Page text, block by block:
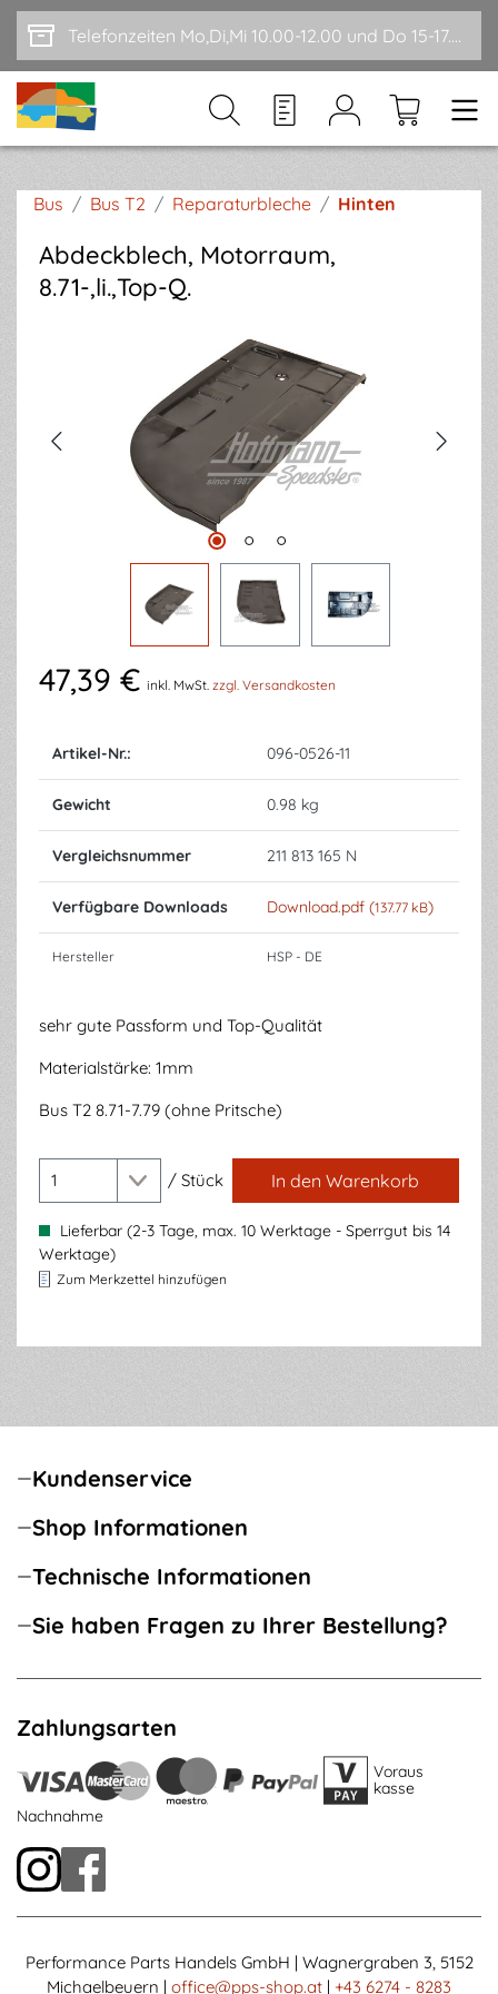
Zum Hauptinhalt springen Telefonzeiten Mo,Di,Mi 10.00-12.00 und Do 15-17.00
Bus / Bus T2 / Reparaturbleche / Hinten
Abdeckblech, Motorraum,
8.71-,li.,Top-Q.
47,39 € inkl. MwSt. zzgl. Versandkosten
Artikel-Nr.: 096-0526-11
Gewicht 0.98 kg
Vergleichsnummer 211 813 165 N
Verfügbare Downloads Download.pdf (137.77 kB)
Hersteller HSP - DE
sehr gute Passform und Top-Qualität
Materialstärke: 1mm
Bus T2 8.71-7.79 (ohne Pritsche)
/ Stück In den Warenkorb
Lieferbar (2-3 Tage, max. 10 Werktage - Sperrgut bis 14
Werktage)
Zum Merkzettel hinzufügen
Kundenservice
Shop Informationen
Technische Informationen
Sie haben Fragen zu Ihrer Bestellung?
Zahlungsarten
Voraus
kasse
Nachnahme
Performance Parts Handels GmbH | Wagnergraben 3, 5152
Michaelbeuern | office@pps-shop.at | +43 6274 - 8283